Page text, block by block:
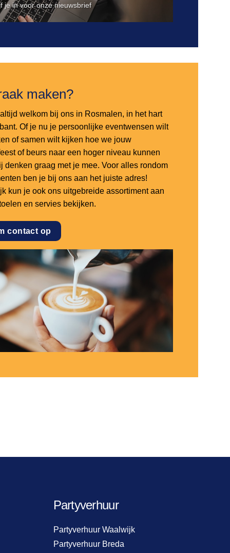
je in voor onze nieuwsbrief
maken?
welkom bij ons in Rosmalen, in het hart
Of je nu je persoonlijke eventwensen wilt
of samen wilt kijken hoe we jouw
of beurs naar een hoger niveau kunnen
denken graag met je mee. Voor alles rondom
ben je bij ons aan het juiste adres!
kun je ook ons uitgebreide assortiment aan
en servies bekijken.
contact op
Partyverhuur
Partyverhuur Waalwijk
Partyverhuur Breda